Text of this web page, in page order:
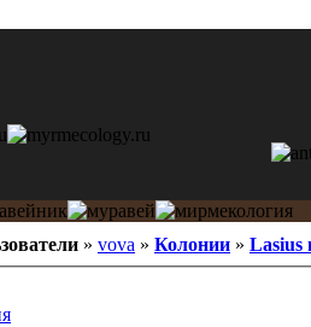
» vova » Колонии » Lasius